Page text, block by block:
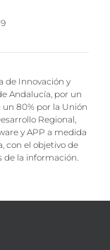
de Innovación y
Andalucía, por un
80% por la Unión
Regional,
y APP a medida
con el objetivo de
de la información.